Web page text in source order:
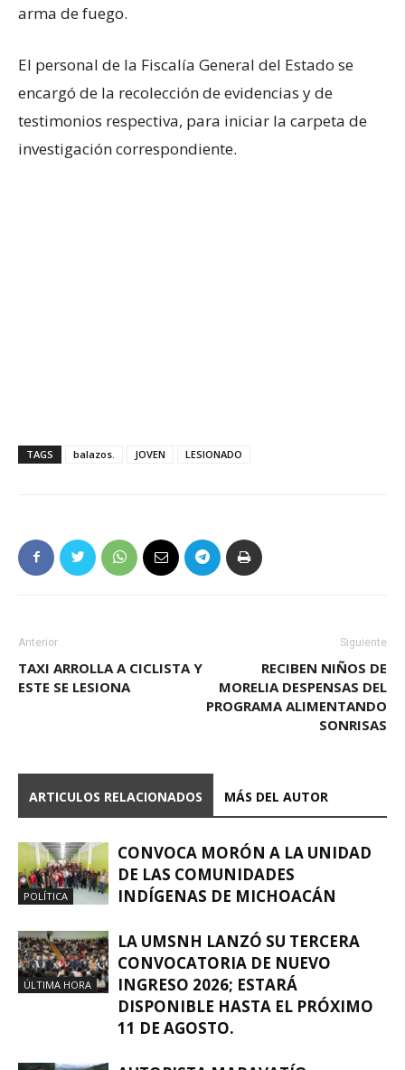
arma de fuego.
El personal de la Fiscalía General del Estado se
encargó de la recolección de evidencias y de
testimonios respectiva, para iniciar la carpeta de
investigación correspondiente.
TAGS balazos. JOVEN LESIONADO
Anterior
TAXI ARROLLA A CICLISTA Y
ESTE SE LESIONA
Siguiente
RECIBEN NIÑOS DE
MORELIA DESPENSAS DEL
PROGRAMA ALIMENTANDO
SONRISAS
ARTICULOS RELACIONADOS MÁS DEL AUTOR
POLÍTICA
CONVOCA MORÓN A LA UNIDAD
DE LAS COMUNIDADES
INDÍGENAS DE MICHOACÁN
ÚLTIMA HORA
LA UMSNH LANZÓ SU TERCERA
CONVOCATORIA DE NUEVO
INGRESO 2026; ESTARÁ
DISPONIBLE HASTA EL PRÓXIMO
11 DE AGOSTO.